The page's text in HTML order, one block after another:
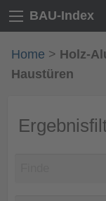
BAU-Index
Home > Holz-
Haustüren